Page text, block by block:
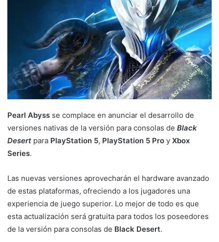
Pearl Abyss se complace en anunciar el desarrollo de
versiones nativas de la versión para consolas de Black
Desert para PlayStation 5, PlayStation 5 Pro y Xbox
Series.
Las nuevas versiones aprovecharán el hardware avanzado
de estas plataformas, ofreciendo a los jugadores una
experiencia de juego superior. Lo mejor de todo es que
esta actualización será gratuita para todos los poseedores
de la versión para consolas de Black Desert.